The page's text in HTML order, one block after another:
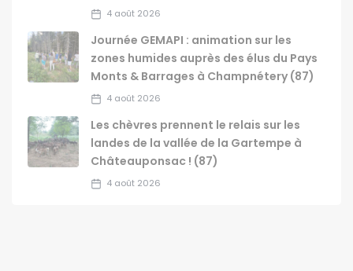
4 août 2026
Journée GEMAPI : animation sur les
zones humides auprès des élus du Pays
Monts & Barrages à Champnétery (87)
4 août 2026
Les chèvres prennent le relais sur les
landes de la vallée de la Gartempe à
Châteauponsac ! (87)
4 août 2026